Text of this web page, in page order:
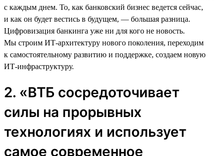
с каждым днем. То, как банковский бизнес ведется сейчас,
и как он будет вестись в будущем, — большая разница.
Цифровизация банкинга уже ни для кого не новость.
Мы строим ИТ-архитектуру нового поколения, переходим
к самостоятельному развитию и поддержке, создаем новую
ИТ-инфраструктуру.
2. «ВТБ сосредоточивает
силы на прорывных
технологиях и использует
самое современное